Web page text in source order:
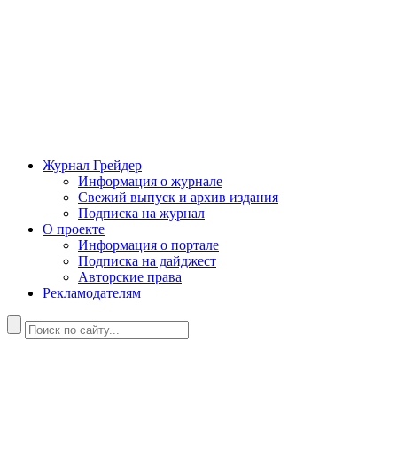
Журнал Грейдер
Информация о журнале
Свежий выпуск и архив издания
Подписка на журнал
О проекте
Информация о портале
Подписка на дайджест
Авторские права
Рекламодателям